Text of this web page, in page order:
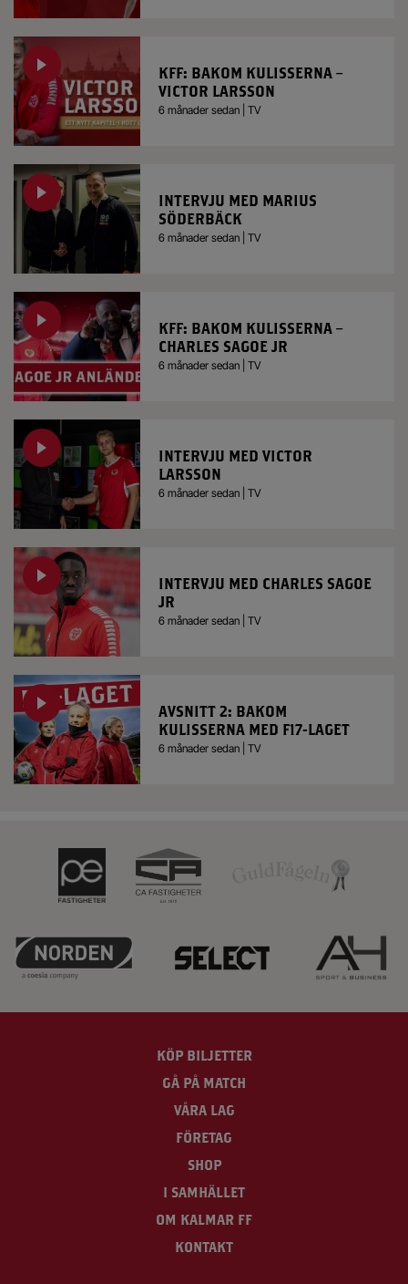
KFF: BAKOM KULISSERNA –
VICTOR LARSSON
6 månader sedan | TV
INTERVJU MED MARIUS
SÖDERBÄCK
6 månader sedan | TV
KFF: BAKOM KULISSERNA –
CHARLES SAGOE JR
6 månader sedan | TV
INTERVJU MED VICTOR
LARSSON
6 månader sedan | TV
INTERVJU MED CHARLES SAGOE
JR
6 månader sedan | TV
AVSNITT 2: BAKOM
KULISSERNA MED F17-LAGET
6 månader sedan | TV
KÖP BILJETTER
GÅ PÅ MATCH
VÅRA LAG
FÖRETAG
SHOP
I SAMHÄLLET
OM KALMAR FF
KONTAKT